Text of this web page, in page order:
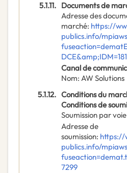
5.1.11. Documents de
Adresse des
marché: https://
publics.info/
Canal de
Nom: AW Solutions
5.1.12. Conditions du
Conditions de
Soumission par
Adresse de
soumission: https://
publics.info/
7299